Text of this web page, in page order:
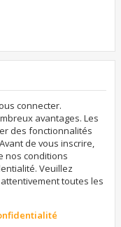
connecter.
avantages. Les
des fonctionnalités
de vous inscrire,
nos conditions
Veuillez
toutes les